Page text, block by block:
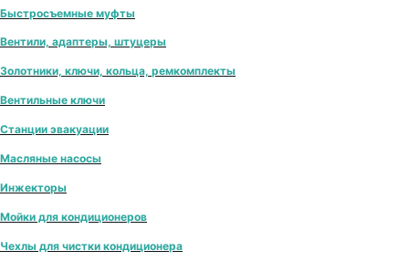
Быстросъемные муфты
Вентили, адаптеры, штуцеры
Золотники, ключи, кольца, ремкомплекты
Вентильные ключи
Станции эвакуации
Масляные насосы
Инжекторы
Мойки для кондиционеров
Чехлы для чистки кондиционера